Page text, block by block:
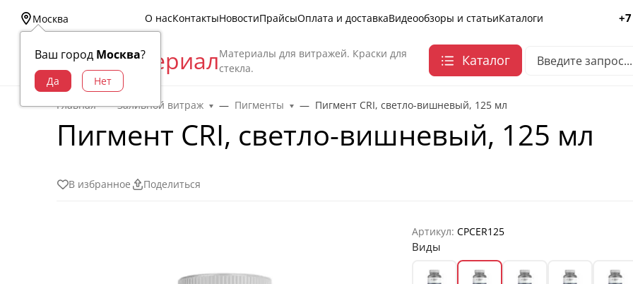
Москва
Ваш город Москва?
О насКонтактыНовостиПрайсыОплата и доставкаВидеообзоры и статьиКаталоги
Витраж МатериалМатериалы для витражей. Краски для
стекла.
Каталог
Главная Заливной витраж Пигменты Пигмент CRI, светло-вишневый, 125 мл
Пигмент CRI, светло-вишневый, 125 мл
В избранное Поделиться
Артикул: CPCER125
Виды